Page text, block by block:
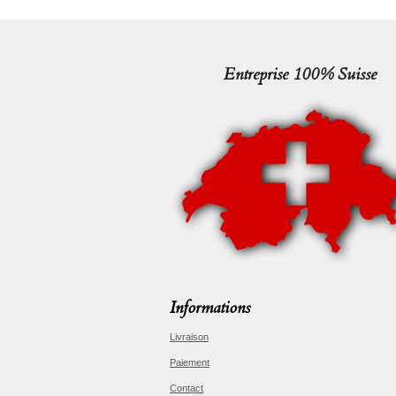
Entreprise 100% Suisse
Informations
Livraison
Paiement
Contact